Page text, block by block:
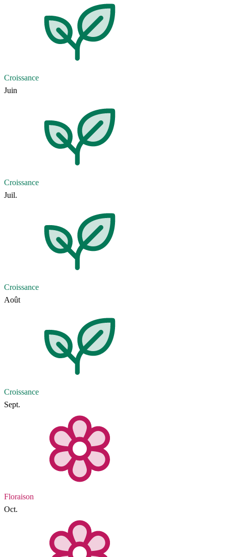
Croissance
Juin
Croissance
Juil.
Croissance
Août
Croissance
Sept.
Floraison
Oct.